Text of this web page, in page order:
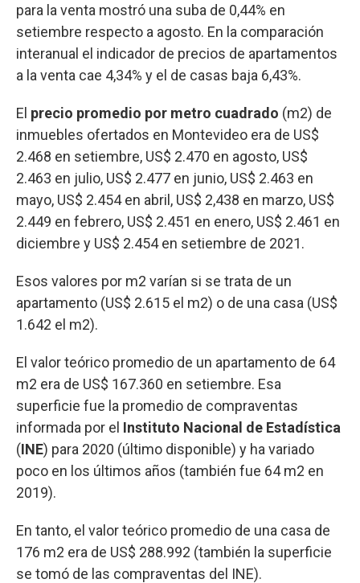
para la venta mostró una suba de 0,44% en
setiembre respecto a agosto. En la comparación
interanual el indicador de precios de apartamentos
a la venta cae 4,34% y el de casas baja 6,43%.
El precio promedio por metro cuadrado (m2) de
inmuebles ofertados en Montevideo era de US$
2.468 en setiembre, US$ 2.470 en agosto, US$
2.463 en julio, US$ 2.477 en junio, US$ 2.463 en
mayo, US$ 2.454 en abril, US$ 2,438 en marzo, US$
2.449 en febrero, US$ 2.451 en enero, US$ 2.461 en
diciembre y US$ 2.454 en setiembre de 2021.
Esos valores por m2 varían si se trata de un
apartamento (US$ 2.615 el m2) o de una casa (US$
1.642 el m2).
El valor teórico promedio de un apartamento de 64
m2 era de US$ 167.360 en setiembre. Esa
superficie fue la promedio de compraventas
informada por el Instituto Nacional de Estadística
(INE) para 2020 (último disponible) y ha variado
poco en los últimos años (también fue 64 m2 en
2019).
En tanto, el valor teórico promedio de una casa de
176 m2 era de US$ 288.992 (también la superficie
se tomó de las compraventas del INE).